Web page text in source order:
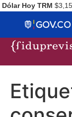
Dólar Hoy TRM